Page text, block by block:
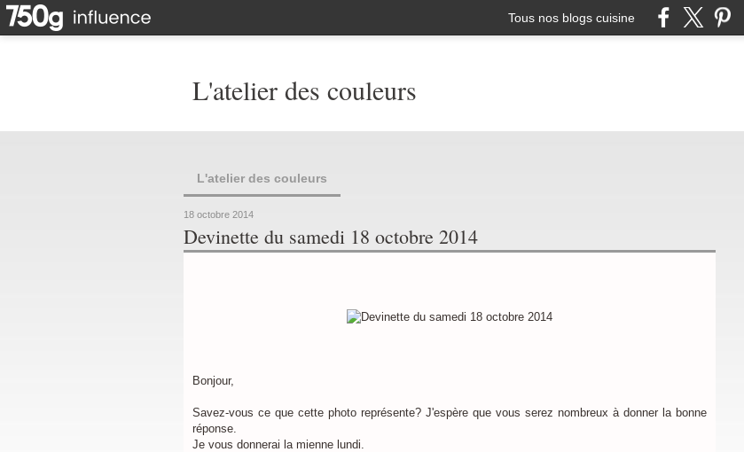
Tous nos blogs cuisine
L'atelier des couleurs
L'atelier des couleurs
18 octobre 2014
Devinette du samedi 18 octobre 2014
Bonjour,
Savez-vous ce que cette photo représente? J'espère que vous serez nombreux à donner la bonne
réponse.
Je vous donnerai la mienne lundi.